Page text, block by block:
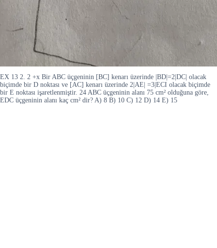
EX 13 2. 2 +x Bir ABC üçgeninin [BC] kenarı üzerinde |BD|=2|DC| olacak
biçimde bir D noktası ve [AC] kenarı üzerinde 2|AE| =3|ECI olacak biçimde
bir E noktası işaretlenmiştir. 24 ABC üçgeninin alanı 75 cm² olduğuna göre,
EDC üçgeninin alanı kaç cm² dir? A) 8 B) 10 C) 12 D) 14 E) 15